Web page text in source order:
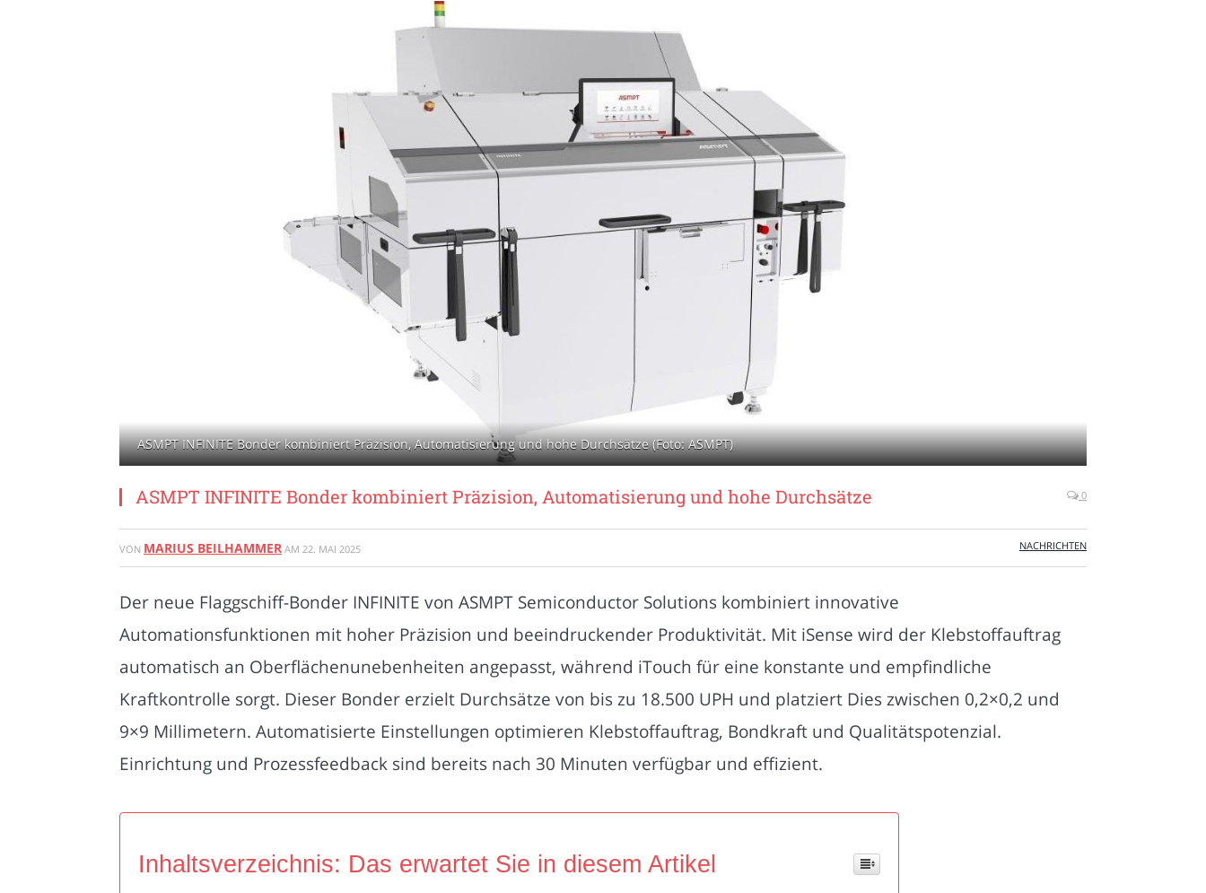
ASMPT INFINITE Bonder kombiniert Präzision, Automatisierung und hohe Durchsätze (Foto: ASMPT)
ASMPT INFINITE Bonder kombiniert Präzision, Automatisierung und hohe Durchsätze 0
VON MARIUS BEILHAMMER AM 22. MAI 2025 NACHRICHTEN
Der neue Flaggschiff-Bonder INFINITE von ASMPT Semiconductor Solutions kombiniert innovative
Automationsfunktionen mit hoher Präzision und beeindruckender Produktivität. Mit iSense wird der Klebstoffauftrag
automatisch an Oberflächenunebenheiten angepasst, während iTouch für eine konstante und empfindliche
Kraftkontrolle sorgt. Dieser Bonder erzielt Durchsätze von bis zu 18.500 UPH und platziert Dies zwischen 0,2×0,2 und
9×9 Millimetern. Automatisierte Einstellungen optimieren Klebstoffauftrag, Bondkraft und Qualitätspotenzial.
Einrichtung und Prozessfeedback sind bereits nach 30 Minuten verfügbar und effizient.
Inhaltsverzeichnis: Das erwartet Sie in diesem Artikel